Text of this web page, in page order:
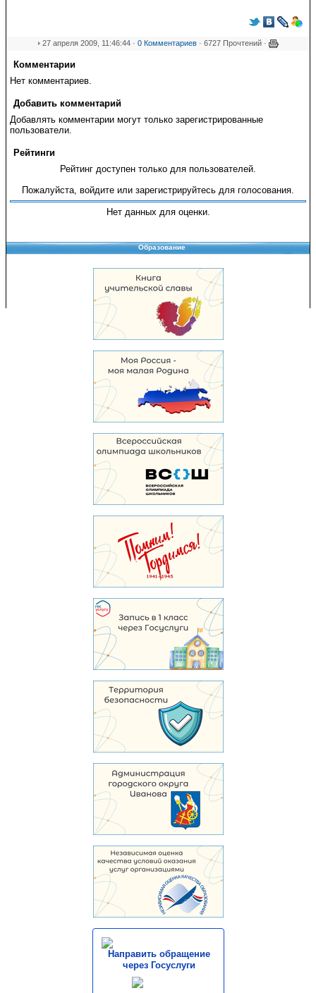
27 апреля 2009, 11:46:44 · 0 Комментариев · 6727 Прочтений ·
Комментарии
Нет комментариев.
Добавить комментарий
Добавлять комментарии могут только зарегистрированные
пользователи.
Рейтинги
Рейтинг доступен только для пользователей.
Пожалуйста, войдите или зарегистрируйтесь для голосования.
Нет данных для оценки.
Образование
Направить обращение
через Госуслуги
Copyright © 2008-2026 Управление образования
Перепечатка и использование материалов возможны только с разрешения
Управления образования.
103,914,167 уникальных посетителей